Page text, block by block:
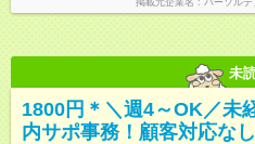
掲載元企業名 パーソルテ
未
1800円＊＼週4～OK／未
内サポ事務！顧客対応なし